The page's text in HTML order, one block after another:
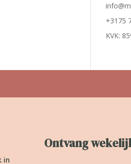
+3175
KVK:
in
Ontvang